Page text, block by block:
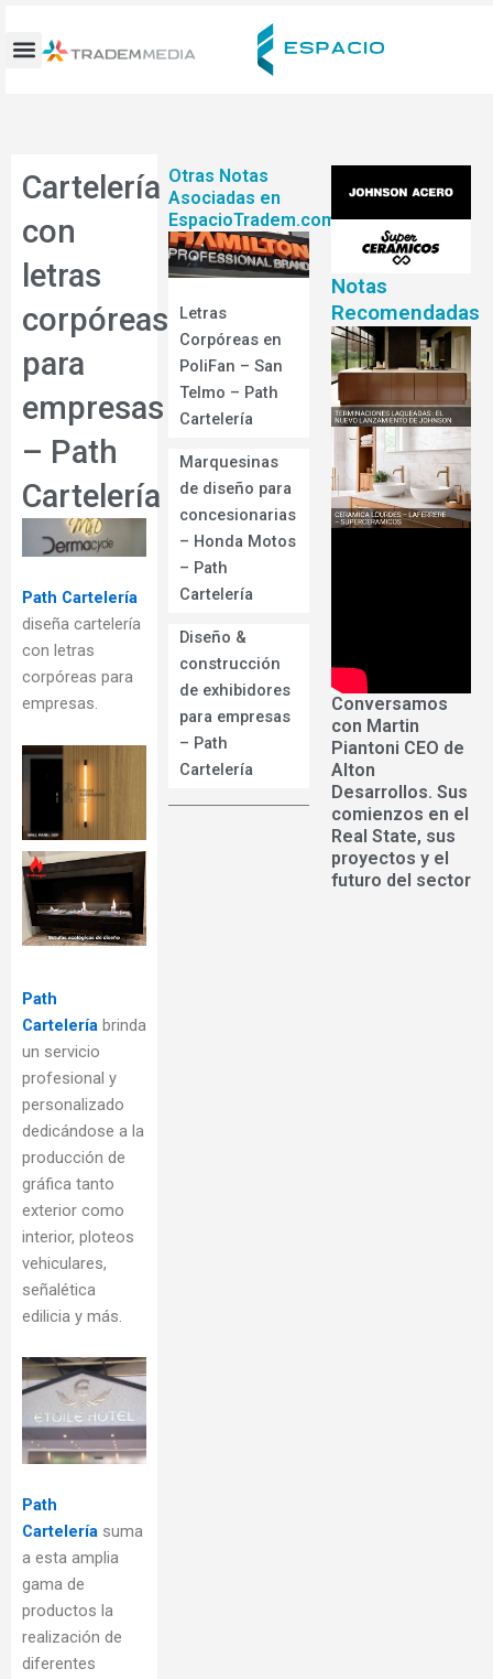
contenido
Cartelería
con
letras
corpóreas
para
empresas
– Path
Cartelería
Path Cartelería
diseña cartelería
con letras
corpóreas para
empresas.
Path
Cartelería brinda
un servicio
profesional y
personalizado
dedicándose a la
producción de
gráfica tanto
exterior como
interior, ploteos
vehiculares,
señalética
edilicia y más.
Path
Cartelería suma
a esta amplia
gama de
productos la
realización de
diferentes
Otras Notas
Asociadas en
EspacioTradem.com
Letras
Corpóreas en
PoliFan – San
Telmo – Path
Cartelería
Marquesinas
de diseño para
concesionarias
– Honda Motos
– Path
Cartelería
Diseño &
construcción
de exhibidores
para empresas
– Path
Cartelería
Notas
Recomendadas
Conversamos
con Martin
Piantoni CEO de
Alton
Desarrollos. Sus
comienzos en el
Real State, sus
proyectos y el
futuro del sector